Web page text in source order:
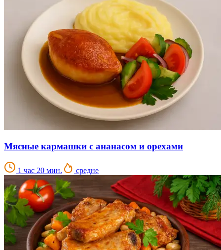
Мясные кармашки с ананасом и орехами
1 час 20 мин. средне